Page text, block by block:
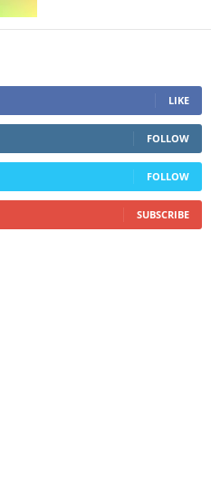
LIKE
FOLLOW
FOLLOW
SUBSCRIBE